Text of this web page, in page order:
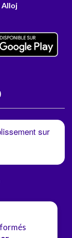
Alloj
sur